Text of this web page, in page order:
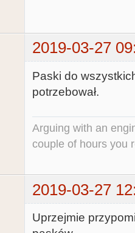
2019-03-27
Paski do
potrzebował.
Arguing with an
couple of hours you
2019-03-27
Uprzejmie